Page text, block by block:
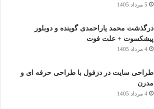
5 مرداد 1405
درگذشت محمد یاراحمدی گوینده و دوبلور
پیشکسوت + علت فوت
4 مرداد 1405
طراحی سایت در دزفول با طراحی حرفه‌ ای و
مدرن
4 مرداد 1405